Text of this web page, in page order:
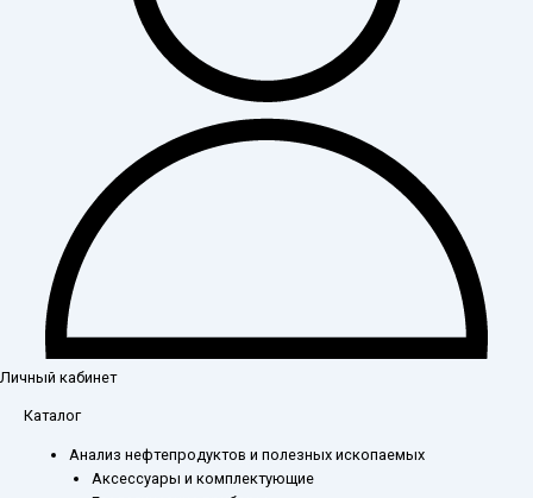
Личный кабинет
Каталог
Анализ нефтепродуктов и полезных ископаемых
Аксессуары и комплектующие